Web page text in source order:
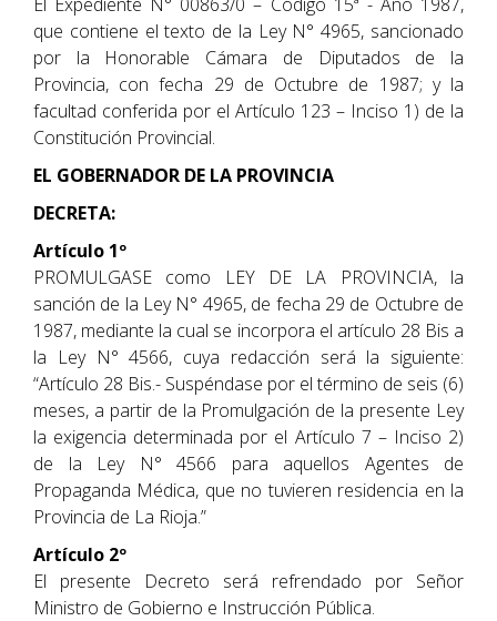
que contiene el texto de la Ley N° 4965, sancionado
por la Honorable Cámara de Diputados de la
Provincia, con fecha 29 de Octubre de 1987; y la
facultad conferida por el Artículo 123 – Inciso 1) de la
Constitución Provincial.
EL GOBERNADOR DE LA PROVINCIA
DECRETA:
Artículo 1º
PROMULGASE como LEY DE LA PROVINCIA, la
sanción de la Ley N° 4965, de fecha 29 de Octubre de
1987, mediante la cual se incorpora el artículo 28 Bis a
la Ley N° 4566, cuya redacción será la siguiente:
“Artículo 28 Bis.- Suspéndase por el término de seis (6)
meses, a partir de la Promulgación de la presente Ley
la exigencia determinada por el Artículo 7 – Inciso 2)
de la Ley N° 4566 para aquellos Agentes de
Propaganda Médica, que no tuvieren residencia en la
Provincia de La Rioja.”
Artículo 2º
El presente Decreto será refrendado por Señor
Ministro de Gobierno e Instrucción Pública.